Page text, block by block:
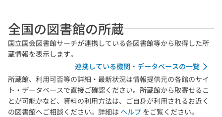
全国の図書館の所蔵
国立国会図書館サーチが連携している各図書館等から取得した所
蔵情報を表示します。
連携している機関・データベースの一覧
所蔵館、利用可否等の詳細・最新状況は情報提供元の各館のサイ
ト・データベースで直接ご確認ください。所蔵館から取寄せるこ
とが可能かなど、資料の利用方法は、ご自身が利用されるお近く
の図書館へご相談ください。詳細は ヘルプ をご覧ください。